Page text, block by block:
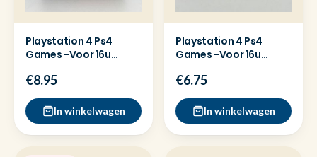
Playstation 4 Ps4
Games -Voor 16u
verz
€8.95
In winkelwagen
Playstation 4 Ps4
Games -Voor 16u
verz
€6.75
In winkelwagen